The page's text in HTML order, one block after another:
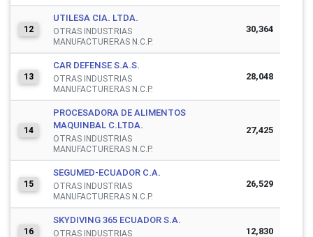
12
UTILESA CIA. LTDA.
OTRAS INDUSTRIAS
MANUFACTURERAS N.C.P.
30,364
13
CAR DEFENSE S.A.S.
OTRAS INDUSTRIAS
MANUFACTURERAS N.C.P.
28,048
14
PROCESADORA DE ALIMENTOS
MAQUINBAL C.LTDA.
OTRAS INDUSTRIAS
MANUFACTURERAS N.C.P.
27,425
15
SEGUMED-ECUADOR C.A.
OTRAS INDUSTRIAS
MANUFACTURERAS N.C.P.
26,529
16
SKYDIVING 365 ECUADOR S.A.
OTRAS INDUSTRIAS
12,830